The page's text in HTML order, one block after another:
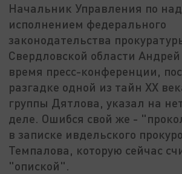
Начальник Управления по
исполнением федерального
законодательства
Свердловской области
время пресс-конференции,
разгадке одной из тайн XX
группы Дятлова, указал на
деле. Ошибся свой же -
в записке ивдельского
Темпалова, которую сейчас
"опиской".